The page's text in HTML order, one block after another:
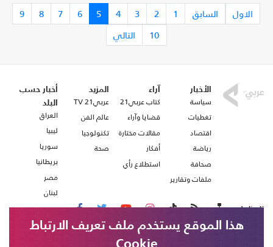
الاول السابق 1
2
3
4
5
6
7
8
9
10
التالي
الأخبار
سياسة
تغطيات
اقتصاد
رياضة
صحافة
ملفات وتقارير
آراء
كتاب عربي21
قضايا وآراء
مقالات مختارة
أفكار
استطلاع رأي
المزيد
عربي21 TV
عالم الفن
تكنولوجيا
صحة
أخبار حسب
البلد
العراق
ليبيا
سوريا
بريطانيا
مصر
لبنان
تابعنا على
هذا الموقع يستخدم ملف تعريف الارتباط